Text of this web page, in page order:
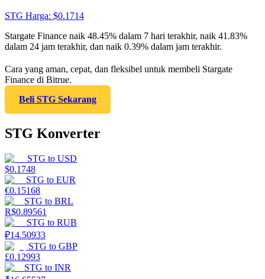
STG Harga: $0.1714
Stargate Finance naik 48.45% dalam 7 hari terakhir, naik 41.83%
dalam 24 jam terakhir, dan naik 0.39% dalam jam terakhir.
Cara yang aman, cepat, dan fleksibel untuk membeli Stargate
Finance di Bitrue.
Beli STG Sekarang
STG Konverter
STG to USD
$0.1748
STG to EUR
€0.15168
STG to BRL
R$0.89561
STG to RUB
₽14.50933
STG to GBP
£0.12993
STG to INR